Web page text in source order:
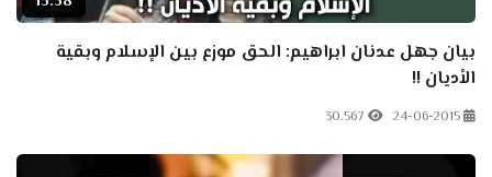
بيان جهل عدنان ابراهيم: الحق موزع بين الإسلام وبقية
الأديان !!
24-06-2015
30.567